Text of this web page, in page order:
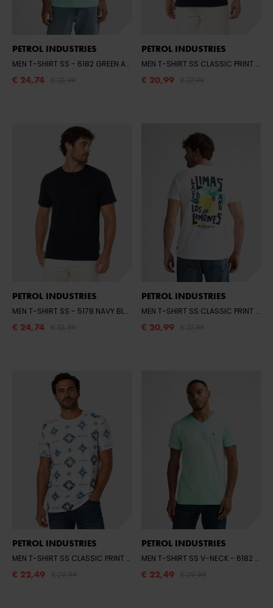
PETROL INDUSTRIES
MEN T-SHIRT SS - 6182 GREEN AQUA
€ 24,74
PETROL INDUSTRIES
MEN T-SHIRT SS CLASSIC PRINT
-
€ 20,99
PETROL INDUSTRIES
MEN T-SHIRT SS - 5178 NAVY BLUE
€ 24,74
PETROL INDUSTRIES
MEN T-SHIRT SS CLASSIC PRINT
-
€ 20,99
PETROL INDUSTRIES
MEN T-SHIRT SS CLASSIC PRINT
- 5196 SKY
€ 22,49
PETROL INDUSTRIES
MEN T-SHIRT SS V-NECK - 6182 GREEN AQUA
€ 22,49